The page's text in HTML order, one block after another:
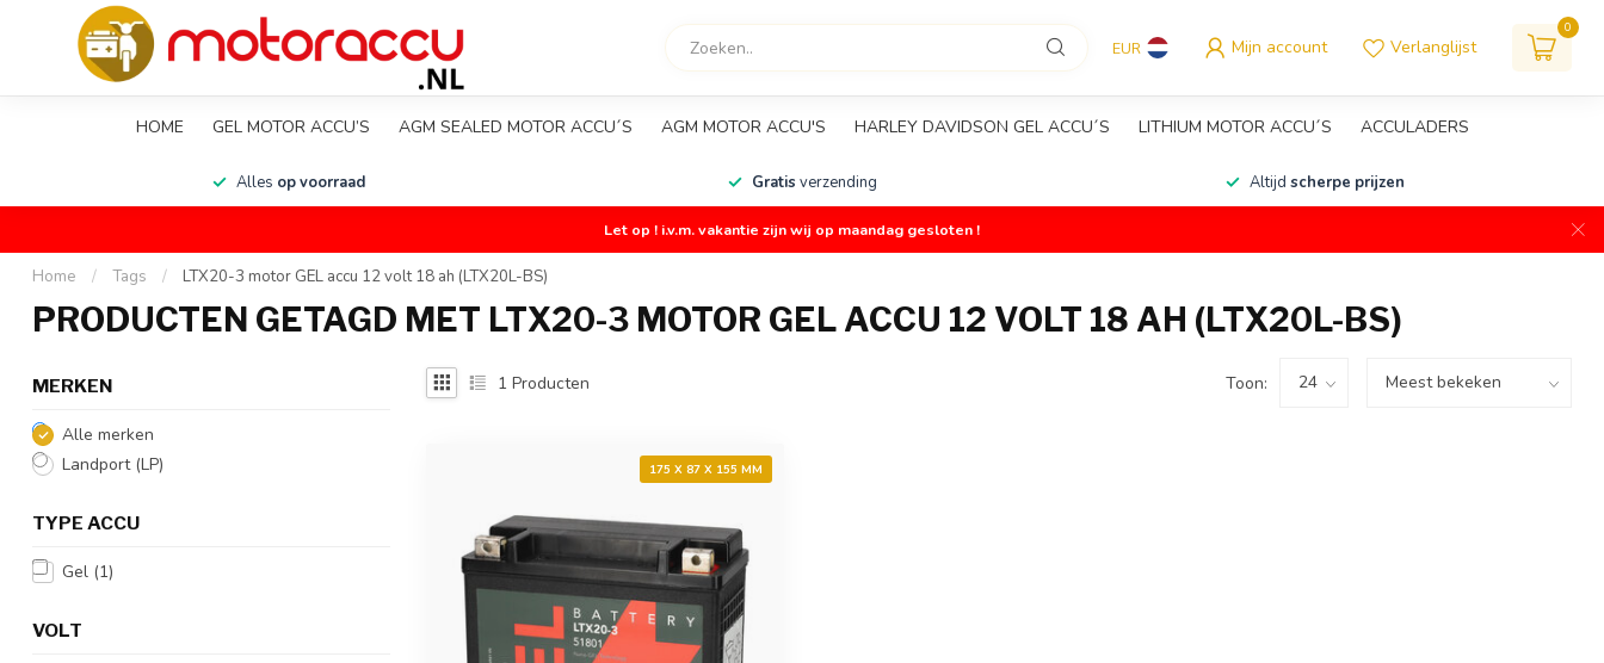
EUR Mijn account Verlanglijst
0
HOME GEL MOTOR ACCU’S AGM SEALED MOTOR ACCU´S AGM MOTOR ACCU'S HARLEY DAVIDSON GEL ACCU´S LITHIUM MOTOR ACCU´S ACCULADERS
Alles op voorraad Gratis verzending Altijd scherpe prijzen
Let op ! i.v.m. vakantie zijn wij op maandag gesloten !
Home / Tags / LTX20-3 motor GEL accu 12 volt 18 ah (LTX20L-BS)
PRODUCTEN GETAGD MET LTX20-3 MOTOR GEL ACCU 12 VOLT 18 AH (LTX20L-BS)
MERKEN
Alle merken
Landport (LP)
TYPE ACCU
Gel (1)
VOLT
1 Producten Toon:
175 X 87 X 155 MM